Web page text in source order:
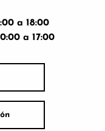
a 18:00
a 17:00